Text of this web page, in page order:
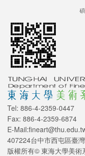
Tel: 886-4-2359-0447
Fax: 886-4-2359-6874
E-
407224台中市西屯區臺
版權所有© 東海大學美術